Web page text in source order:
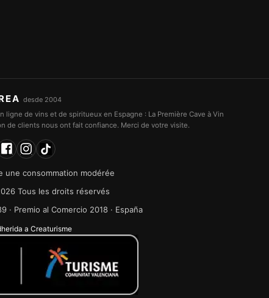
desde 2004
de vins et de spiritueux en Espagne : La Première Cave à Vin
de clients nous ont fait confiance. Merci de votre visite.
une consommation modérée
Tous les droits réservés
· Premio al Comercio 2018 · España
a Creaturisme